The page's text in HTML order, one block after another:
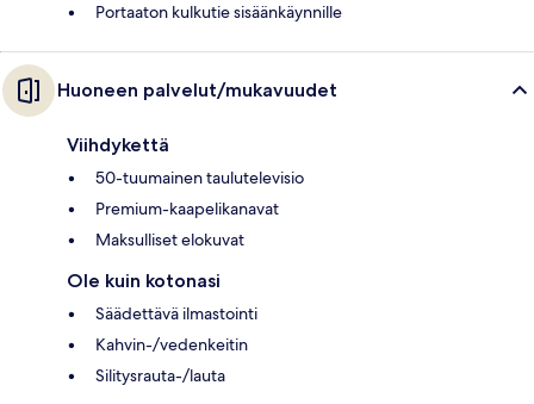
Portaaton kulkutie sisäänkäynnille
Huoneen palvelut/mukavuudet
Viihdykettä
50-tuumainen taulutelevisio
Premium-kaapelikanavat
Maksulliset elokuvat
Ole kuin kotonasi
Säädettävä ilmastointi
Kahvin-/vedenkeitin
Silitysrauta-/lauta